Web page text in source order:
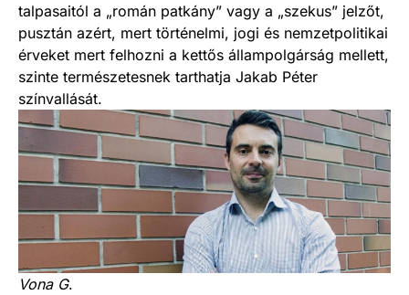
talpasaitól a „román patkány” vagy a „szekus” jelzőt,
pusztán azért, mert történelmi, jogi és nemzetpolitikai
érveket mert felhozni a kettős állampolgárság mellett,
szinte természetesnek tarthatja Jakab Péter
színvallását.
Vona G.